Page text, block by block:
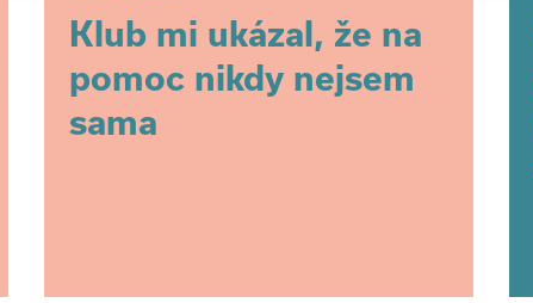
Klub mi ukázal, že na
pomoc nikdy nejsem
sama